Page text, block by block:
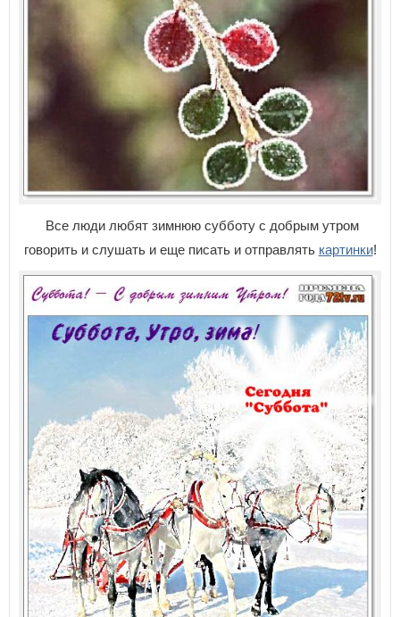
Все люди любят зимнюю субботу с добрым утром
говорить и слушать и еще писать и отправлять картинки!